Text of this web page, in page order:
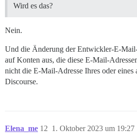
Wird es das?
Nein.
Und die Änderung der Entwickler-E-
auf Konten aus, die diese E-Mail-
nicht die E-Mail-Adresse Ihres oder eines
Discourse.
Elena_me 1. Oktober 2023 um 19:27
12